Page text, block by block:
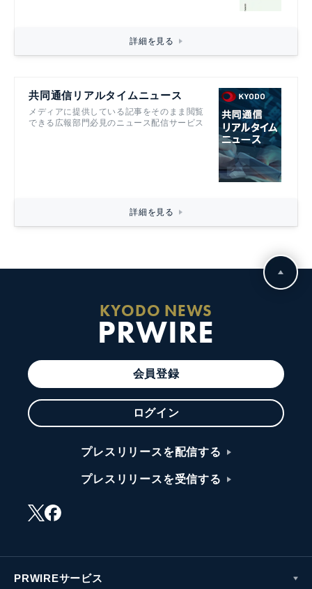
詳細を見る
共同通信リアルタイムニュース
メディアに提供している記事をそのまま閲覧
できる広報部門必見のニュース配信サービス
詳細を見る
KYODO NEWS
PRWIRE
会員登録
ログイン
プレスリリースを配信する
プレスリリースを受信する
PRWIREサービス